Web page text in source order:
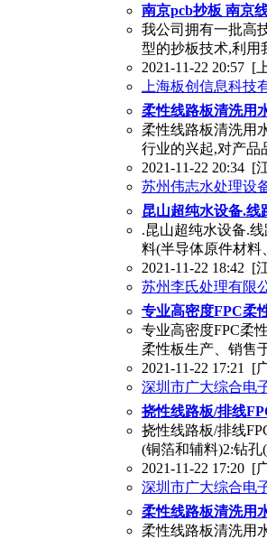
南京pcb抄板 南京
我公司拥有一批高
型的抄板技术,利用
2021-11-22 20:57 [
上海板创信息科技
柔性线路板清洗用
柔性线路板清洗用
行业的兴起,对产品
2021-11-22 20:34 [
苏州伟志水处理设
昆山超纯水设备.线
.昆山超纯水设备.
料(半导体原件材料
2021-11-22 18:42 [
苏州李氏处理有限
专业高密度FPC柔
专业高密度FPC柔
柔性板生产、销售
2021-11-22 17:21 [
深圳市广大综合电
挠性线路板/排线
挠性线路板/排线
(铜箔和辅料)2:钻
2021-11-22 17:20 [
深圳市广大综合电
柔性线路板清洗用
柔性线路板清洗用